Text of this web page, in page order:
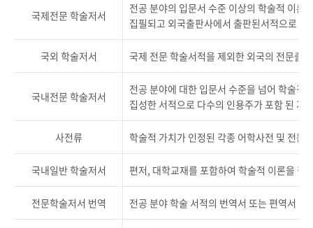
국제전문 학술저서
전공 분야의 입문서 수준 이상의 학술적 이
집필되고 외국출판사에서 출판된서적으로 다
국외 학술저서 국제 전문 학술서적을 제외한 외국의 전문출
국내전문 학술저서
전공 분야에 대한 입문서 수준을 넘어 학술적
집성한 서적으로 다수의 인용주가 포함 된 저
사전류 학술적 가치가 인정된 각종 어학사전 및 전문
국내일반 학술저서 편저, 대학교재를 포함하여 학술적 이론을 집
전문학술저서 번역 전공 분야 학술 서적의 번역서 또는 편역서